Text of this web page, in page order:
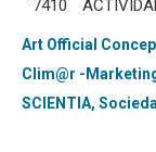
7410
Art Official
Clim@r -
SCIENTIA,